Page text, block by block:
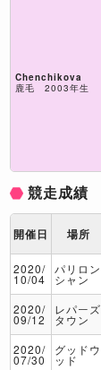
Chenchikova
鹿毛 2003年生
競走成績
開催日 場所
2020/
10/04
パリロン
シャン
2020/
09/12
レパーズ
タウン
2020/
07/30
グッドウ
ッド